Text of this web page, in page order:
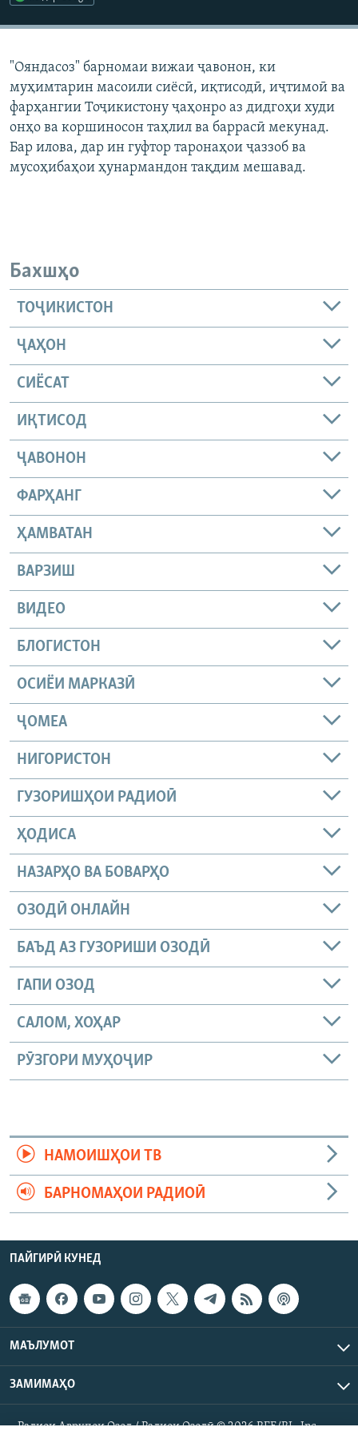
Русский
ПАЙГИРӢ КУНЕД
Ҳамаи сомонаҳои RFE/RL
"Ояндасоз" барномаи вижаи ҷавонон, ки
муҳимтарин масоили сиёсӣ, иқтисодӣ, иҷтимоӣ ва
фарҳангии Тоҷикистону ҷаҳонро аз дидгоҳи худи
онҳо ва коршиносон таҳлил ва баррасӣ мекунад.
Бар илова, дар ин гуфтор таронаҳои ҷаззоб ва
мусоҳибаҳои ҳунармандон тақдим мешавад.
Бахшҳо
ТОҶИКИСТОН
ҶАҲОН
СИЁСАТ
ИҚТИСОД
ҶАВОНОН
ФАРҲАНГ
ҲАМВАТАН
ВАРЗИШ
ВИДЕО
БЛОГИСТОН
ОСИЁИ МАРКАЗӢ
ҶОМEА
НИГОРИСТОН
ГУЗОРИШҲОИ РАДИОӢ
ҲОДИСА
НАЗАРҲО ВА БОВАРҲО
ОЗОДӢ ОНЛАЙН
БАЪД АЗ ГУЗОРИШИ ОЗОДӢ
ГАПИ ОЗОД
САЛОМ, ХОҲАР
РӮЗГОРИ МУҲОҶИР
НАМОИШҲОИ ТВ
БАРНОМАҲОИ РАДИОӢ
ПАЙГИРӢ КУНЕД
МАЪЛУМОТ
ЗАМИМАҲО
Радиои Аврупои Озод / Радиои Озодӣ © 2026 RFE/RL. Inc.